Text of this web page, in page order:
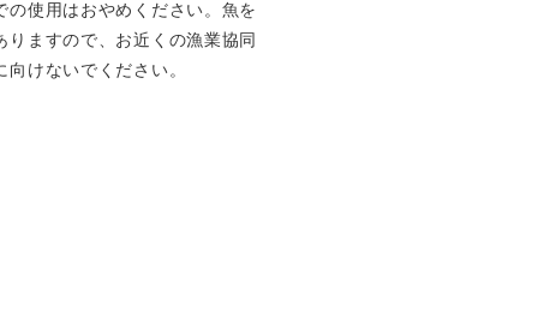
使用はおやめください。魚を
ますので、お近くの漁業協同
けないでください。